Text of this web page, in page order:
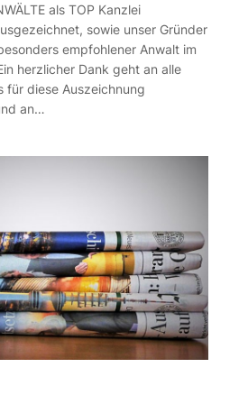
als TOP Kanzlei
sowie unser Gründer
empfohlener Anwalt im
herzlicher Dank geht an alle
für diese Auszeichnung
an…